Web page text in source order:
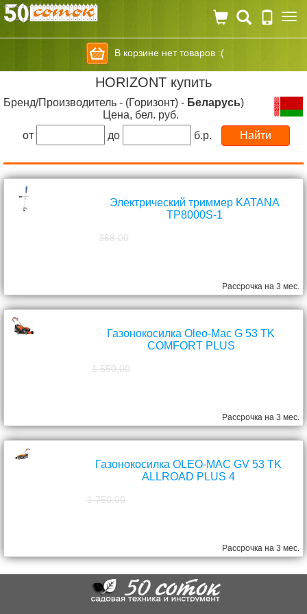
В корзине нет товаров :(
HORIZONT купить
Бренд/Производитель - (Горизонт) - Беларусь)
Цена, бел. руб.
от
до б.р.
Электрический триммер KATANA
TP8000S-1
368,00
Рассрочка на 3 мес.
Газонокосилка Oleo-Mac G 53 TK
COMFORT PLUS
1 550,00
Рассрочка на 3 мес.
Газонокосилка OLEO-MAC GV 53 TK
ALLROAD PLUS 4
1 750,00
Рассрочка на 3 мес.